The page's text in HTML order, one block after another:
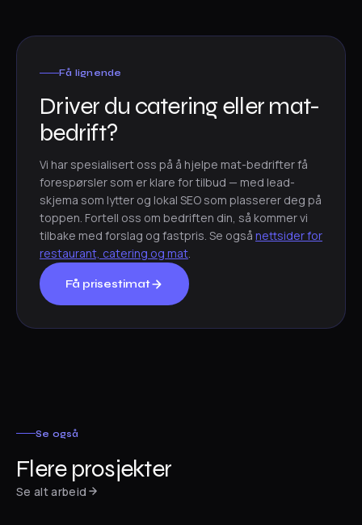
Få lignende
Driver du catering eller mat-
bedrift?
Vi har spesialisert oss på å hjelpe mat-bedrifter få
forespørsler som er klare for tilbud — med lead-
skjema som lytter og lokal SEO som plasserer deg på
toppen. Fortell oss om bedriften din, så kommer vi
tilbake med forslag og fastpris. Se også nettsider for
restaurant, catering og mat.
Få prisestimat
Se også
Flere prosjekter
Se alt arbeid